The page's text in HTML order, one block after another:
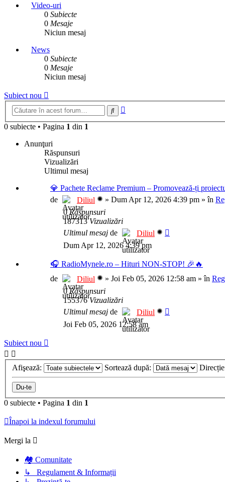
Video-uri
0 Subiecte
0 Mesaje
Niciun mesaj
News
0 Subiecte
0 Mesaje
Niciun mesaj
Subiect nou
Căutare
0 subiecte • Pagina 1 din 1
Anunţuri
Răspunsuri
Vizualizări
Ultimul mesaj
💎 Pachete Reclame Premium – Promovează-ți
de
Diliul » Dum Apr 12, 2026 4:39 pm » în
0Răspunsuri
187313Vizualizări
Ultimul mesaj de
Diliul
Dum Apr 12, 2026 4:39 pm
🎧 RadioMynele.ro – Hituri NON-STOP! 🎉🔥
de
Diliul » Joi Feb 05, 2026 12:58 am » în
0Răspunsuri
155376Vizualizări
Ultimul mesaj de
Diliul
Joi Feb 05, 2026 12:58 am
Subiect nou
Afişează: Sortează după:
0 subiecte • Pagina 1 din 1
Înapoi la indexul forumului
Mergi la
🏘️ Comunitate
↳ Regulament & Informații